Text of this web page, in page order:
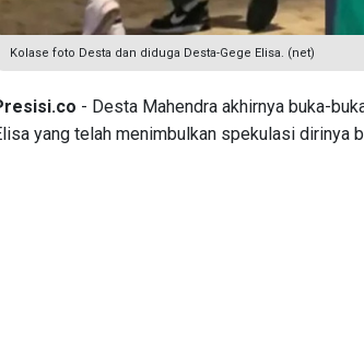
Kolase foto Desta dan diduga Desta-Gege Elisa. (net)
- Desta Mahendra akhirnya buka-
yang telah menimbulkan spekulasi dirinya